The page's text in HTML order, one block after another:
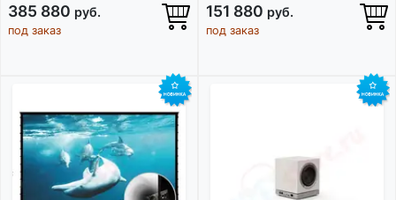
385 880 руб.
под заказ
151 880 руб.
под заказ